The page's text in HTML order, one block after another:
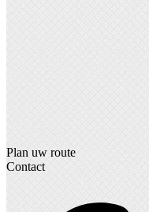
Plan uw route
Contact